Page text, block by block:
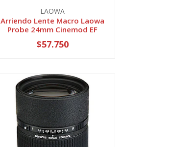
LAOWA
Arriendo Lente Macro Laowa
Probe 24mm Cinemod EF
$57.750